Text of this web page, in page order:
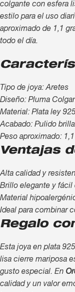
colgante con esfera
estilo para el uso
aproximado de 1,1
todo el día.
Tipo de joya: Aretes
Diseño: Pluma
Material: Plata ley 925
Acabado: Pulido
Peso aproximado:
Ventajas
Alta calidad y
Brillo elegante y fácil
Material
Ideal para combinar
Regalo
Esta joya en plata
lisa cierre mariposa
gusto especial. En
calidad y un valor